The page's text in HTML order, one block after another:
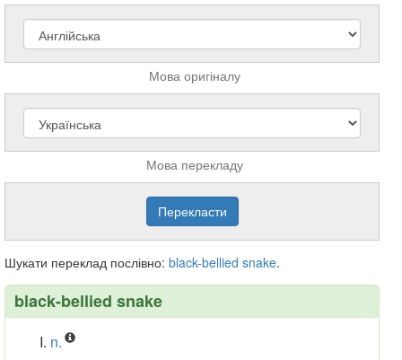
Мова оригіналу
Мова перекладу
Шукати переклад послівно: black-bellied snake.
black-bellied snake
n.